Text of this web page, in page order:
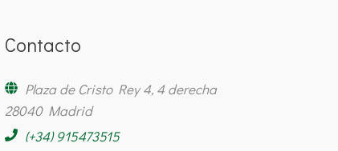
Contacto
Plaza de Cristo Rey 4, 4 derecha
28040 Madrid
(+34) 915473515